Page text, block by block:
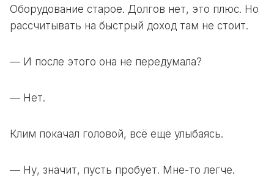
Оборудование старое. Долгов нет, это плюс. Но
рассчитывать на быстрый доход там не стоит.
— И после этого она не передумала?
— Нет.
Клим покачал головой, всё ещё улыбаясь.
— Ну, значит, пусть пробует. Мне-то легче.